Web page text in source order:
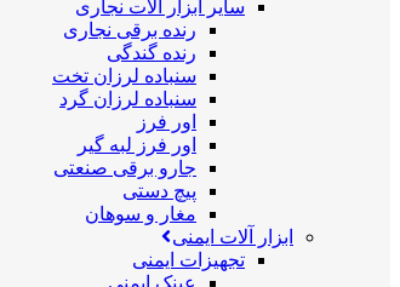
سایر ابزار آلات نجاری
رنده برقی نجاری
رنده گندگی
سنباده لرزان تخت
سنباده لرزان گرد
اور فرز
اور فرز لبه گیر
جارو برقی صنعتی
پیچ دستی
مغار و سوهان
ابزار آلات ایمنی
تجهیزات ایمنی